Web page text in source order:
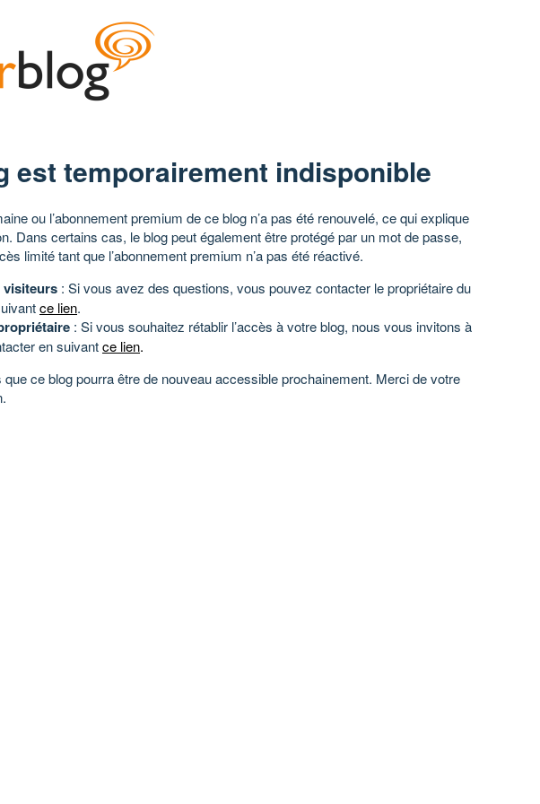
est temporairement indisponible
ou l’abonnement premium de ce blog n’a pas été renouvelé, ce qui explique
Dans certains cas, le blog peut également être protégé par un mot de passe,
limité tant que l’abonnement premium n’a pas été réactivé.
visiteurs : Si vous avez des questions, vous pouvez contacter le propriétaire du
ce lien.
: Si vous souhaitez rétablir l’accès à votre blog, nous vous invitons à
en suivantce lien.
ce blog pourra être de nouveau accessible prochainement. Merci de votre